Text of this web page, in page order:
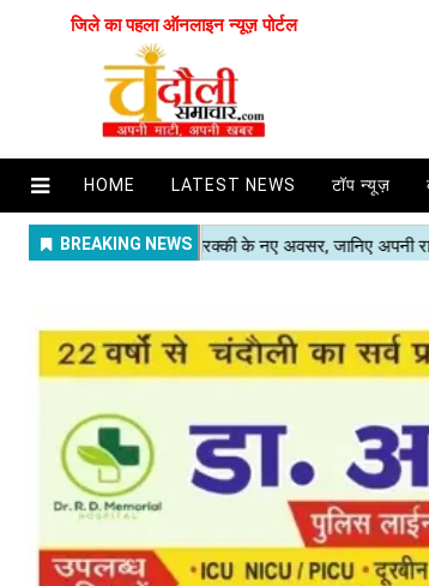
जिले का पहला ऑनलाइन न्यूज़ पोर्टल
HOME LATEST NEWS टॉप न्यूज़